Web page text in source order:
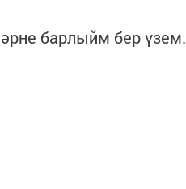
барлыйм бер үзем.